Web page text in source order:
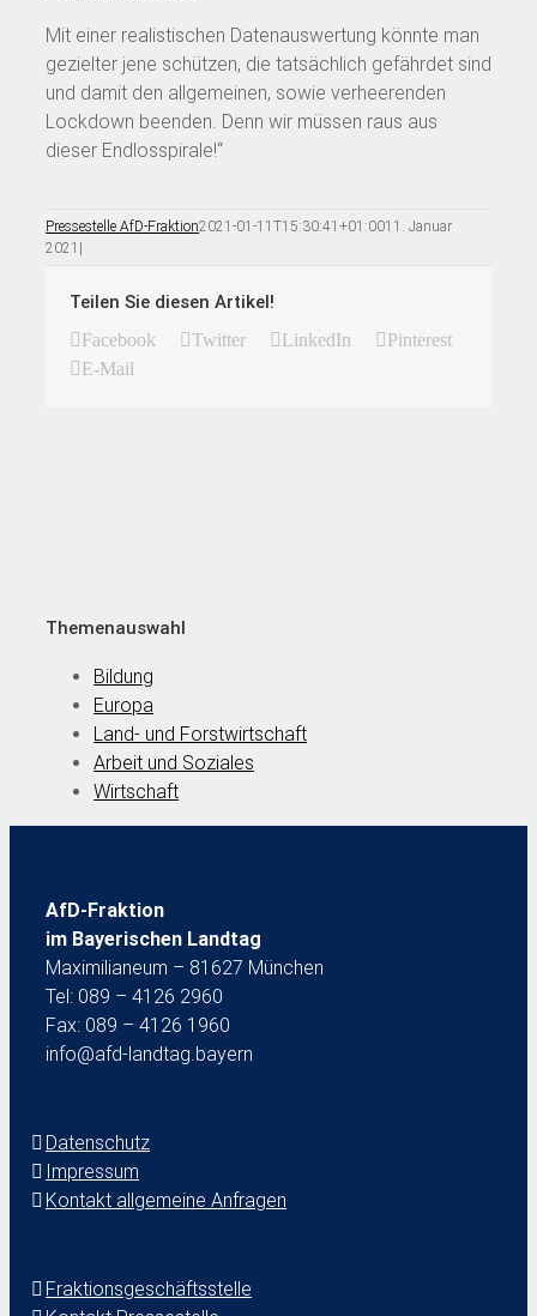
Mit einer realistischen Datenauswertung könnte man
gezielter jene schützen, die tatsächlich gefährdet sind
und damit den allgemeinen, sowie verheerenden
Lockdown beenden. Denn wir müssen raus aus
dieser Endlosspirale!“
Pressestelle AfD-Fraktion2021-01-11T15:30:41+01:0011. Januar
2021 |
Teilen Sie diesen Artikel!
Facebook Twitter LinkedIn
Pinterest
E-Mail
Themenauswahl
Bildung
Europa
Land- und Forstwirtschaft
Arbeit und Soziales
Wirtschaft
AfD-Fraktion
im Bayerischen Landtag
Maximilianeum – 81627 München
Tel: 089 – 4126 2960
Fax: 089 – 4126 1960
info@afd-landtag.bayern
Datenschutz
Impressum
Kontakt allgemeine Anfragen
Fraktionsgeschäftsstelle